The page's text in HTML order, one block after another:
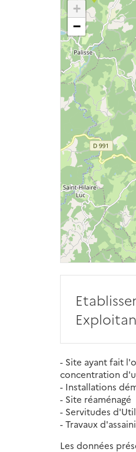
+
−
- Site ayant fait
concentration
- Installations
- Site réaménagé
- Servitudes
- Travaux
Les données